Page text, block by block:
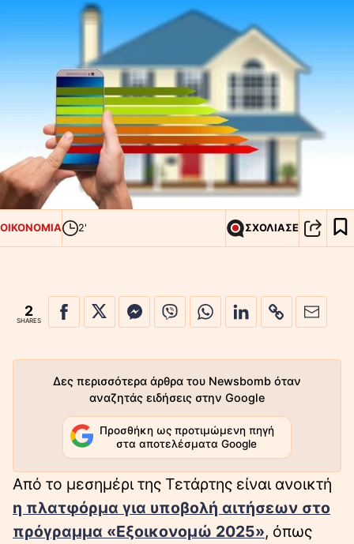
ΟΙΚΟΝΟΜΙΑ 2' ΣΧΟΛΙΑΣΕ
2
SHARES
Δες περισσότερα άρθρα του Newsbomb όταν
αναζητάς ειδήσεις στην Google
Προσθήκη ως προτιμώμενη πηγή
στα αποτελέσματα Google
Από το μεσημέρι της Τετάρτης είναι ανοικτή
η πλατφόρμα για υποβολή αιτήσεων στο
πρόγραμμα «Εξοικονομώ 2025», όπως